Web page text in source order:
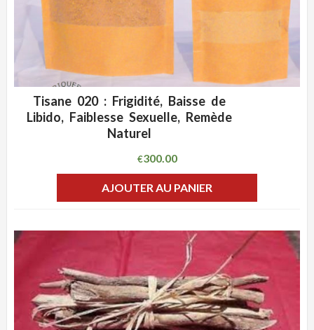
ADD WISHLIST
Tisane 020 : Frigidité, Baisse de
Libido, Faiblesse Sexuelle, Remède
Naturel
€300.00
AJOUTER AU PANIER